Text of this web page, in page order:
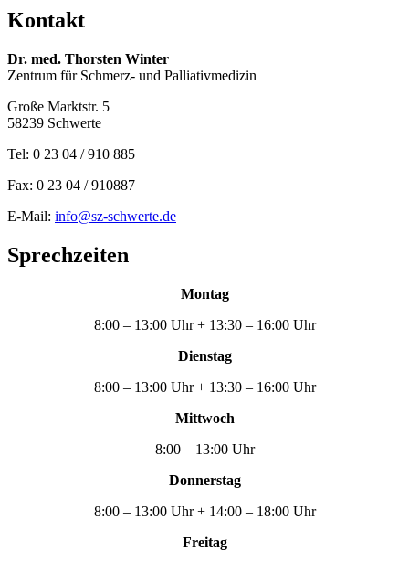
Kontakt
Dr. med. Thorsten Winter
Zentrum für Schmerz- und Palliativmedizin
Große Marktstr. 5
58239 Schwerte
Tel: 0 23 04 / 910 885
Fax: 0 23 04 / 910887
E-Mail: info@sz-schwerte.de
Sprechzeiten
Montag
8:00 – 13:00 Uhr + 13:30 – 16:00 Uhr
Dienstag
8:00 – 13:00 Uhr + 13:30 – 16:00 Uhr
Mittwoch
8:00 – 13:00 Uhr
Donnerstag
8:00 – 13:00 Uhr + 14:00 – 18:00 Uhr
Freitag